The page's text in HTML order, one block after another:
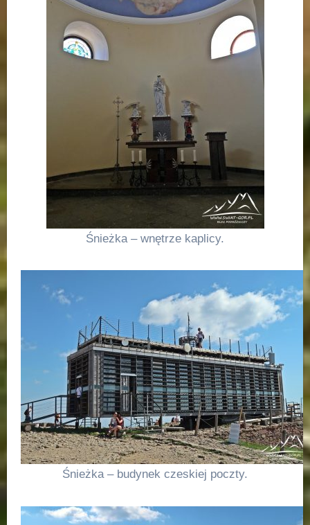
Śnieżka – wnętrze kaplicy.
Śnieżka – budynek czeskiej poczty.